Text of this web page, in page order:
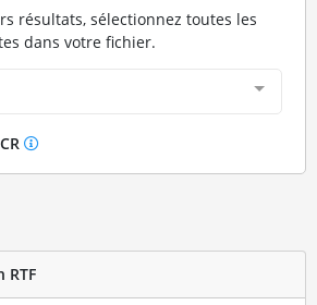
résultats, sélectionnez toutes les
dans votre fichier.
RTF